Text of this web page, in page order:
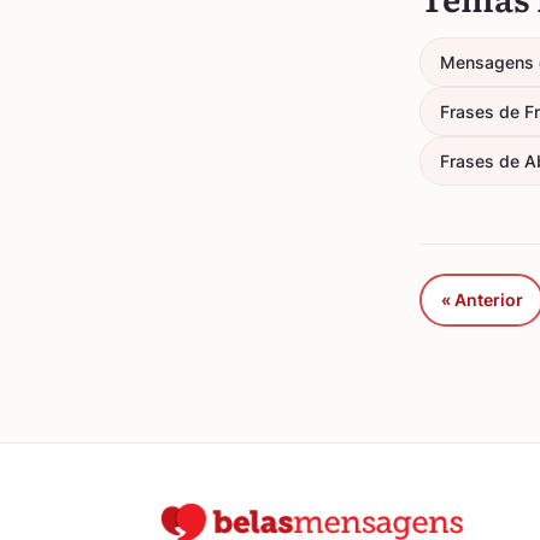
Mensagens
Frases de
Frases de
« Anterior